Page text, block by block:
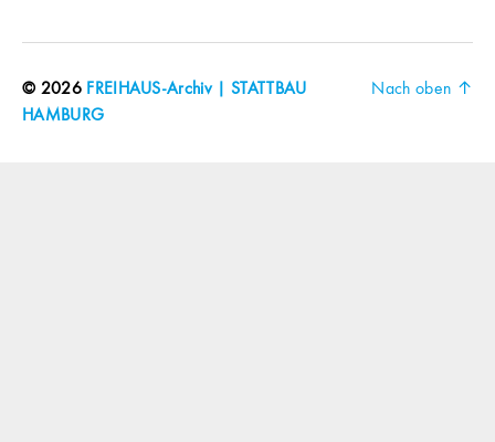
© 2026 FREIHAUS-Archiv | STATTBAU
HAMBURG
Nach oben ↑